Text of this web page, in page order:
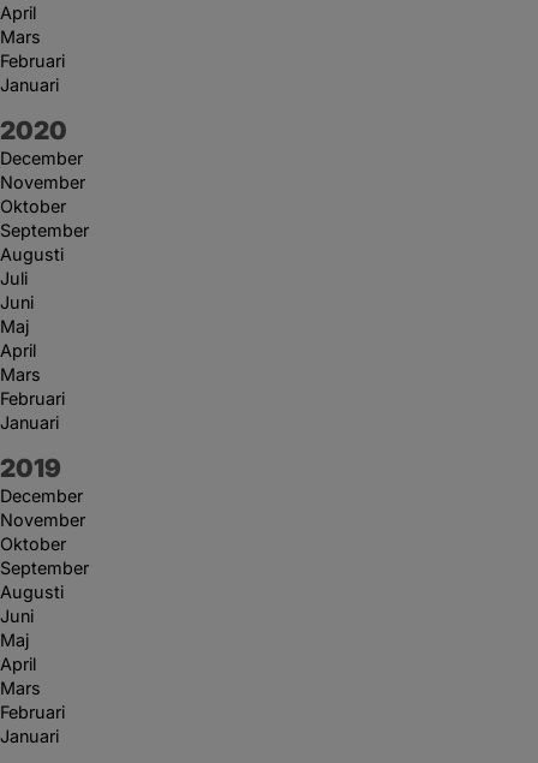
April
Mars
Februari
Januari
År:
2020
December
November
Oktober
September
Augusti
Juli
Juni
Maj
April
Mars
Februari
Januari
År:
2019
December
November
Oktober
September
Augusti
Juni
Maj
April
Mars
Februari
Januari